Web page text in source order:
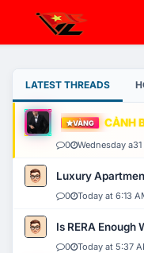
LATEST THREADS
VÀNG CẢNH
0 Wednesday
Luxury
0 Today at 6:13
Is RERA Enough
0 Today at 5:37